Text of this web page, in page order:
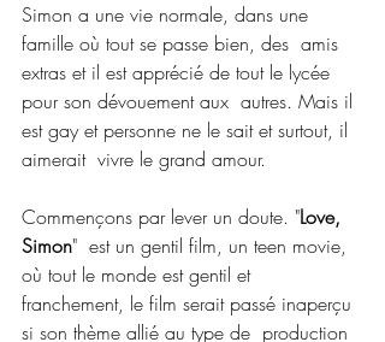
Simon a une vie normale, dans une
famille où tout se passe bien, des  amis
extras et il est apprécié de tout le lycée
pour son dévouement aux  autres. Mais il
est gay et personne ne le sait et surtout, il
aimerait  vivre le grand amour.
Commençons par lever un doute. "Love,
Simon"  est un gentil film, un teen movie,
où tout le monde est gentil et
franchement, le film serait passé inaperçu
si son thème allié au type de  production